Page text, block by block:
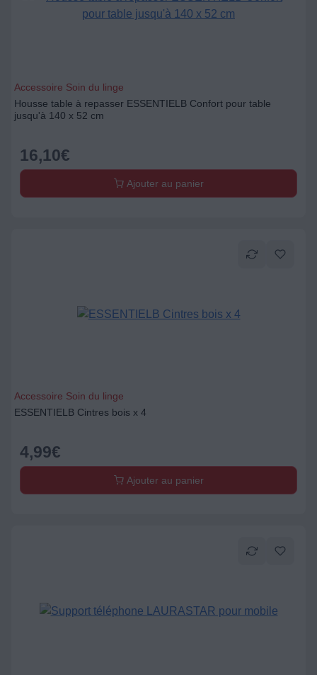
Accessoire Soin du linge
Housse table à repasser ESSENTIELB Confort pour table
jusqu'à 140 x 52 cm
16,10€
Ajouter au panier
Accessoire Soin du linge
ESSENTIELB Cintres bois x 4
4,99€
Ajouter au panier